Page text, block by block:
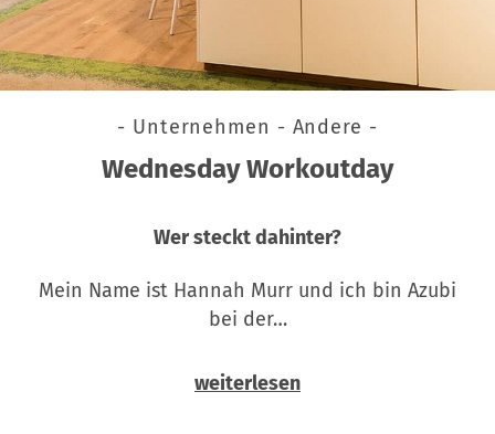
- Unternehmen - Andere -
Wednesday Workoutday
Wer steckt dahinter?
Mein Name ist Hannah Murr und ich bin Azubi
bei der…
weiterlesen